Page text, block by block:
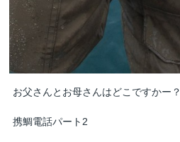
お父さんとお母さんはどこですかー？
携鯛電話パート2